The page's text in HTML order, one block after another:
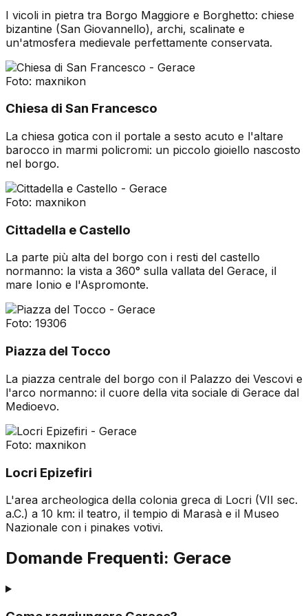
I vicoli in pietra tra Borgo Maggiore e Borghetto: chiese
bizantine (San Giovannello), archi, scalinate e
un'atmosfera medievale perfettamente conservata.
Foto: maxnikon
Chiesa di San Francesco
La chiesa gotica con il portale a sesto acuto e l'altare
barocco in marmi policromi: un piccolo gioiello nascosto
nel borgo.
Foto: maxnikon
Cittadella e Castello
La parte più alta del borgo con i resti del castello
normanno: la vista a 360° sulla vallata del Gerace, il
mare Ionio e l'Aspromonte.
Foto: 19306
Piazza del Tocco
La piazza centrale del borgo con il Palazzo dei Vescovi e
l'arco normanno: il cuore della vita sociale di Gerace dal
Medioevo.
Foto: maxnikon
Locri Epizefiri
L'area archeologica della colonia greca di Locri (VII sec.
a.C.) a 10 km: il teatro, il tempio di Marasà e il Museo
Nazionale con i pinakes votivi.
Domande Frequenti: Gerace